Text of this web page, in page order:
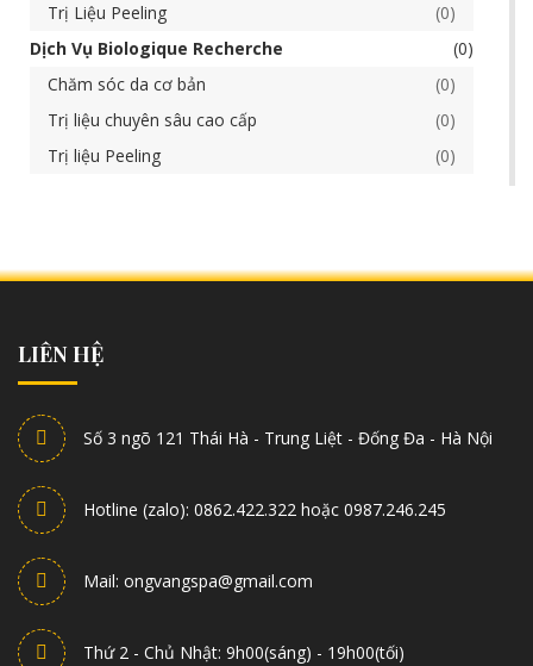
Trị Liệu Peeling
0
Dịch Vụ Biologique Recherche
0
Chăm sóc da cơ bản
0
Trị liệu chuyên sâu cao cấp
0
Trị liệu Peeling
0
LIÊN HỆ
Số 3 ngõ 121 Thái Hà - Trung Liệt - Đống Đa - Hà Nội
Hotline (zalo): 0862.422.322 hoặc 0987.246.245
Mail: ongvangspa@gmail.com
Thứ 2 - Chủ Nhật: 9h00(sáng) - 19h00(tối)